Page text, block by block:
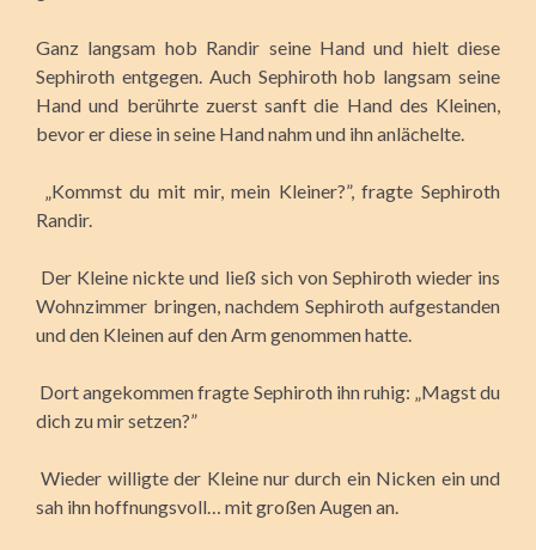
Ganz langsam hob Randir seine Hand und hielt diese
Sephiroth entgegen. Auch Sephiroth hob langsam seine
Hand und berührte zuerst sanft die Hand des Kleinen,
bevor er diese in seine Hand nahm und ihn anlächelte.
„Kommst du mit mir, mein Kleiner?”, fragte Sephiroth
Randir.
Der Kleine nickte und ließ sich von Sephiroth wieder ins
Wohnzimmer bringen, nachdem Sephiroth aufgestanden
und den Kleinen auf den Arm genommen hatte.
Dort angekommen fragte Sephiroth ihn ruhig: „Magst du
dich zu mir setzen?”
Wieder willigte der Kleine nur durch ein Nicken ein und
sah ihn hoffnungsvoll… mit großen Augen an.